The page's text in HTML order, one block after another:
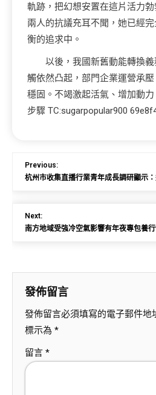
軌跡，把幻想安置在這片活力
兩人的抗議充耳不聞，她已經
衡的追求中。
以後，我國新舊動能轉換
觸依然凸起，部門企業運營承
穩固。不竭激起活氣、增加動
步驟 TC:sugarpopular900
Previous:
杭州市收集直播行業青年成長調研顯示
Next:
南方地域受強冷空氣影響有年夜專包養
發佈留言
發佈留言必須填寫的電子郵件地
標示為 *
留言 *